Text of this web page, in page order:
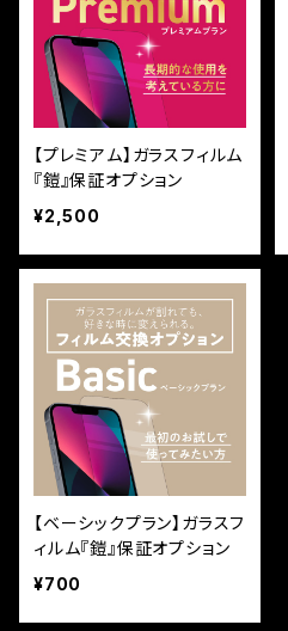
【プレミアム】ガラスフィルム
『鎧』保証オプション
¥2,500
【ベーシックプラン】ガラスフ
ィルム『鎧』保証オプション
¥700